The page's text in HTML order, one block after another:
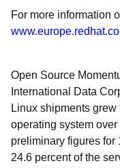
For more information
Open Source
International Data
Linux shipments
operating system
preliminary figures for
24.6 percent of the